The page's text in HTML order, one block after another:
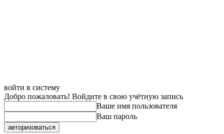
войти в систему
Добро пожаловать! Войдите в свою учётную запись
Ваше имя пользователя
Ваш пароль